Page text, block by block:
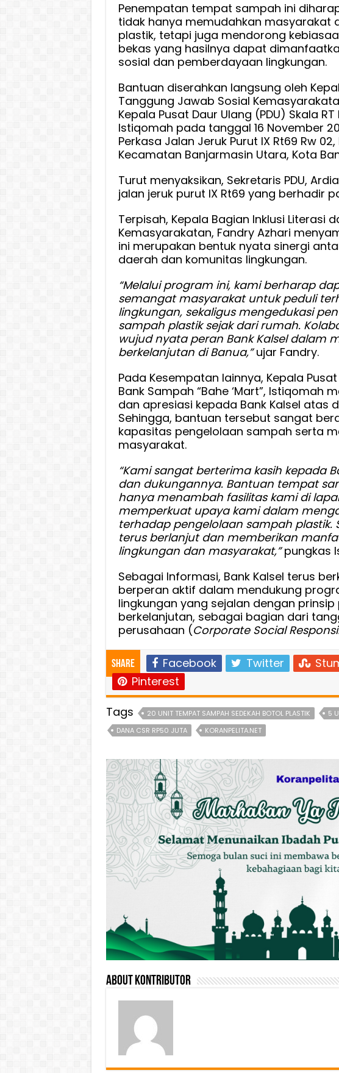
Penempatan tempat sampah ini
tidak hanya memudahkan masyarakat
plastik, tetapi juga mendorong
bekas yang hasilnya dapat
sosial dan pemberdayaan lingkungan.
Bantuan diserahkan langsung oleh
Tanggung Jawab Sosial
Kepala Pusat Daur Ulang (PDU) Skala RT
Istiqomah pada tanggal 16 November
Perkasa Jalan Jeruk Purut IX Rt69 Rw
Kecamatan Banjarmasin Utara, Kota
Turut menyaksikan, Sekretaris PDU,
jalan jeruk purut IX Rt69 yang berhadir
Terpisah, Kepala Bagian Inklusi Literasi
Kemasyarakatan, Fandry Azhari
ini merupakan bentuk nyata sinergi
daerah dan komunitas lingkungan.
“Melalui program ini, kami berharap
semangat masyarakat untuk peduli
lingkungan, sekaligus mengedukasi
sampah plastik sejak dari rumah.
wujud nyata peran Bank Kalsel dalam
berkelanjutan di Banua,”ujar Fandry.
Pada Kesempatan lainnya, Kepala Pusat
Bank Sampah “Bahe ‘Mart”, Istiqomah
dan apresiasi kepada Bank Kalsel atas
Sehingga, bantuan tersebut sangat
kapasitas pengelolaan sampah serta
masyarakat.
“Kami sangat berterima kasih kepada
dan dukungannya. Bantuan tempat
hanya menambah fasilitas kami di
memperkuat upaya kami dalam
terhadap pengelolaan sampah plastik.
terus berlanjut dan memberikan
lingkungan dan masyarakat,”pungkas
Sebagai Informasi, Bank Kalsel terus
berperan aktif dalam mendukung
lingkungan yang sejalan dengan
berkelanjutan, sebagai bagian dari
perusahaan (Corporate Social
Share Facebook Twitter
Pinterest
Tags
20 UNIT TEMPAT SAMPAH SEDEKAH BOTOL PLASTIK 5
DANA CSR RP50 JUTA
KORANPELITA.NET
About Kontributor